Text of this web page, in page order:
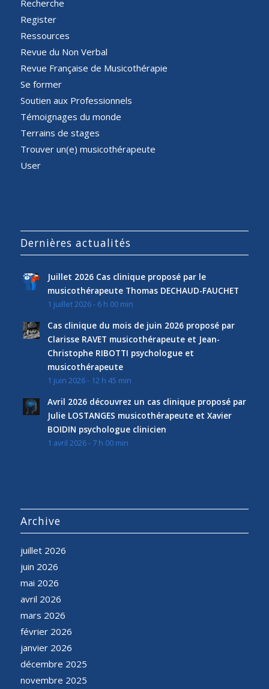
Recherche
Register
Ressources
Revue du Non Verbal
Revue Française de Musicothérapie
Se former
Soutien aux Professionnels
Témoignages du monde
Terrains de stages
Trouver un(e) musicothérapeute
User
Dernières actualités
Juillet 2026 Cas clinique proposé par le
musicothérapeute Thomas DECHAUD-FAUCHET
1 juillet 2026 - 6 h 00 min
Cas clinique du mois de juin 2026 proposé par
Clarisse RAVET musicothérapeute et Jean-
Christophe RIBOTTI psychologue et
musicothérapeute
1 juin 2026 - 12 h 45 min
Avril 2026 découvrez un cas clinique proposé par
Julie LOSTANGES musicothérapeute et Xavier
BOIDIN psychologue clinicien
1 avril 2026 - 7 h 00 min
Archive
juillet 2026
juin 2026
mai 2026
avril 2026
mars 2026
février 2026
janvier 2026
décembre 2025
novembre 2025